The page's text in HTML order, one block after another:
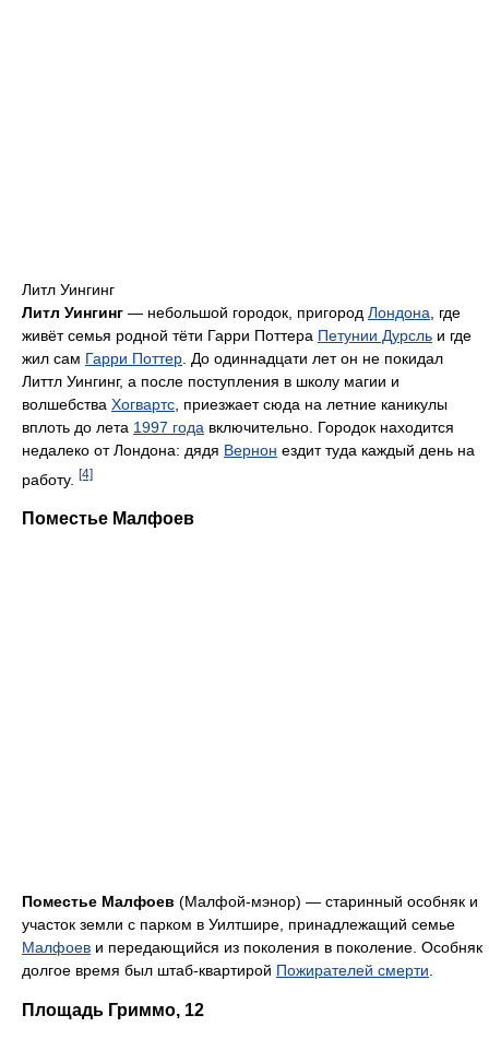
Литл Уингинг
Литл Уингинг — небольшой городок, пригород Лондона , где
живёт семья родной тёти Гарри Поттера Петунии Дурсль и где
жил сам Гарри Поттер . До одиннадцати лет он не покидал
Литтл Уингинг, а после поступления в школу магии и
волшебства Хогвартс , приезжает сюда на летние каникулы
вплоть до лета 1997 года включительно. Городок находится
недалеко от Лондона: дядя Вернон ездит туда каждый день на
работу. [4]
Поместье Малфоев
Поместье Малфоев (Малфой-мэнор) — старинный особняк и
участок земли с парком в Уилтшире, принадлежащий семье
Малфоев и передающийся из поколения в поколение. Особняк
долгое время был штаб-квартирой Пожирателей смерти.
Площадь Гриммо, 12